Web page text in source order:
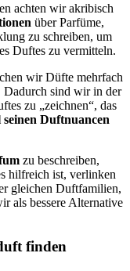
achten wir akribisch
über Parfüme,
zu schreiben, um
Duftes zu vermitteln.
wir Düfte mehrfach
Dadurch sind wir in der
zu „zeichnen“, das
Duftnuancen
zu beschreiben,
hilfreich ist, verlinken
gleichen Duftfamilien,
als bessere Alternative
finden